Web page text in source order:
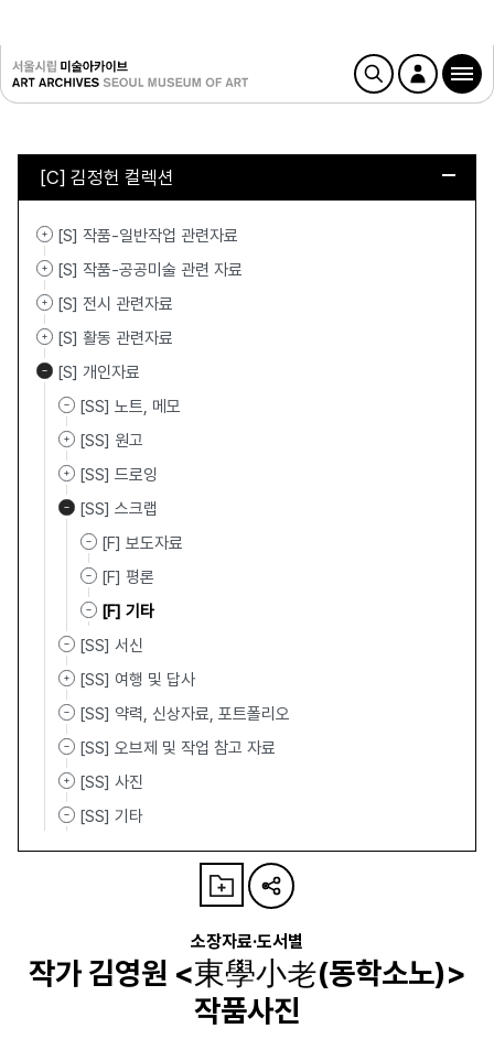
[C] 김정헌 컬렉션
[S] 작품-일반작업 관련자료
[S] 작품-공공미술 관련 자료
[S] 전시 관련자료
[S] 활동 관련자료
[S] 개인자료
[SS] 노트, 메모
[SS] 원고
[SS] 드로잉
[SS] 스크랩
[F] 보도자료
[F] 평론
[F] 기타
[SS] 서신
[SS] 여행 및 답사
[SS] 약력, 신상자료, 포트폴리오
[SS] 오브제 및 작업 참고 자료
[SS] 사진
[SS] 기타
소장자료·도서별
작가 김영원 <東學小老(동학소노)>
작품사진